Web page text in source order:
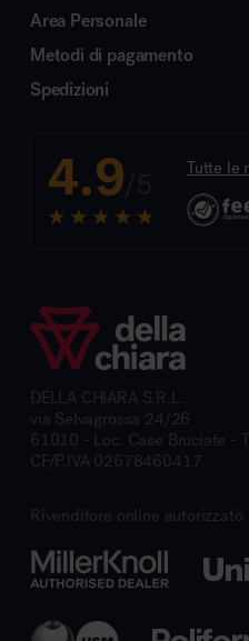
Area Personale
Metodi di pagamento
Spedizioni
4.9/5 Tutte le
DELLA CHIARA S.R.L.
via Selvagrossa 24/26
61010 - Loc. Case Bruciate -
CF/P.IVA 02678460417
Rivenditore online autorizzato